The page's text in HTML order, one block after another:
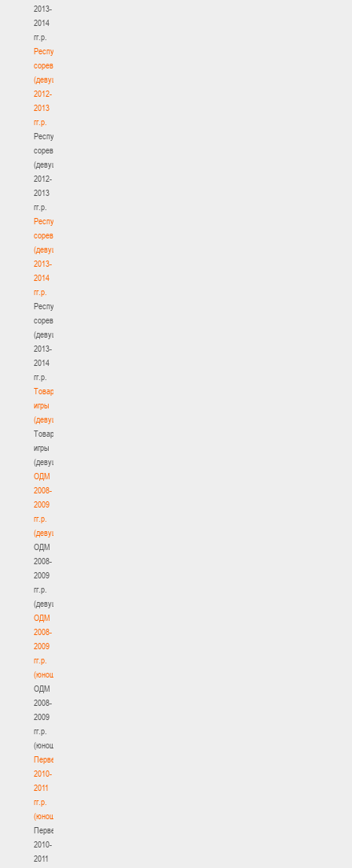
2013-
2014
гг.р.
Республиканские
соревнования
(девушки)
2012-
2013
гг.р.
Республиканские
соревнования
(девушки)
2012-
2013
гг.р.
Республиканские
соревнования
(девушки)
2013-
2014
гг.р.
Республиканские
соревнования
(девушки)
2013-
2014
гг.р.
Товарищеские
игры
(девушки)
Товарищеские
игры
(девушки)
ОДМ
2008-
2009
гг.р.
(девушки)
ОДМ
2008-
2009
гг.р.
(девушки)
ОДМ
2008-
2009
гг.р.
(юноши)
ОДМ
2008-
2009
гг.р.
(юноши)
Первенство
2010-
2011
гг.р.
(юноши)
Первенство
2010-
2011